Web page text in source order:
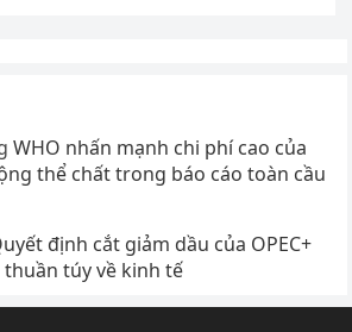
WHO nhấn mạnh chi phí cao của
thể chất trong báo cáo toàn cầu
định cắt giảm dầu của OPEC+
túy về kinh tế